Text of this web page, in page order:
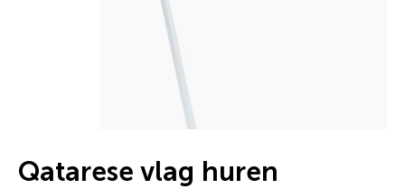
Qatarese vlag huren